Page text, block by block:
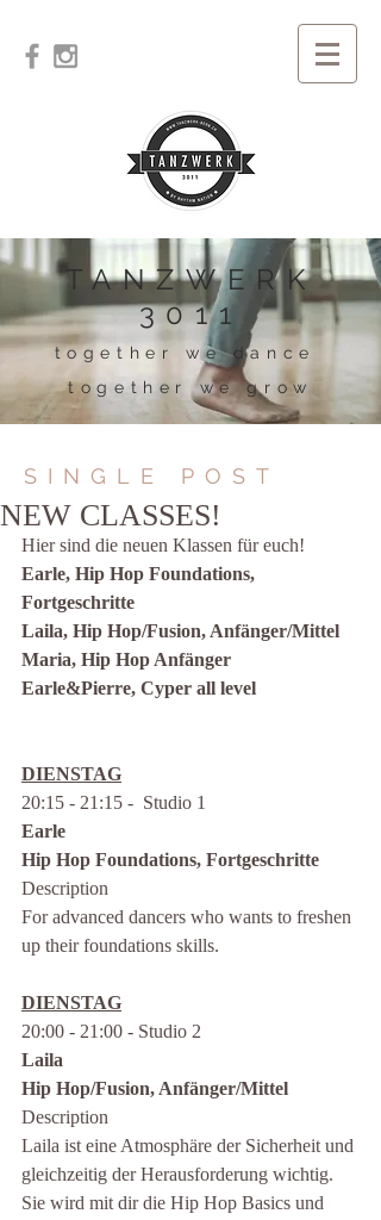
TANZWERK
3011
together we dance
together we grow
SINGLE POST
NEW CLASSES!
Hier sind die neuen Klassen für euch!
Earle, Hip Hop Foundations,
Fortgeschritte
Laila, Hip Hop/Fusion, Anfänger/Mittel
Maria, Hip Hop Anfänger
Earle&Pierre, Cyper all level
DIENSTAG
20:15 - 21:15 -  Studio 1
Earle
Hip Hop Foundations, Fortgeschritte
Description
For advanced dancers who wants to freshen
up their foundations skills.
DIENSTAG
20:00 - 21:00 - Studio 2
Laila
Hip Hop/Fusion, Anfänger/Mittel
Description
Laila ist eine Atmosphäre der Sicherheit und
gleichzeitig der Herausforderung wichtig.
Sie wird mit dir die Hip Hop Basics und